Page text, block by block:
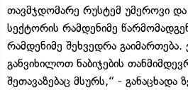
თავმჯდომარე რუსტემ უმეროვი
სექტორის რამდენიმე
რამდენიმე შეხვედრა
განვიხილოთ ნაბიჯების
შეთავაზებაც მსურს,“ - განაცხადა